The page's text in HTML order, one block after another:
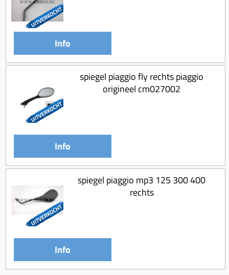
Info
spiegel piaggio fly rechts piaggio
origineel cm027002
Info
spiegel piaggio mp3 125 300 400
rechts
Info